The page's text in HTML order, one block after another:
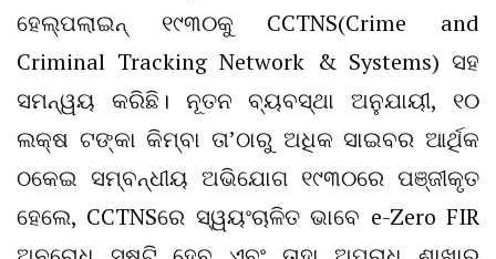
ହେଲ୍ପଲାଇନ୍ ୧୯୩୦କୁ CCTNS(Crime and
Criminal Tracking Network & Systems) ସହ
ସମନ୍ୱୟ କରିଛି। ନୂତନ ବ୍ୟବସ୍ଥା ଅନୁଯାୟୀ, ୧୦
ଲକ୍ଷ ଟଙ୍କା କିମ୍ବା ତା’ଠାରୁ ଅଧିକ ସାଇବର ଆର୍ଥିକ
ଠକେଇ ସମ୍ବନ୍ଧୀୟ ଅଭିଯୋଗ ୧୯୩୦ରେ ପଞ୍ଜୀକୃତ
ହେଲେ, CCTNSରେ ସ୍ୱୟଂଚାଳିତ ଭାବେ e-Zero FIR